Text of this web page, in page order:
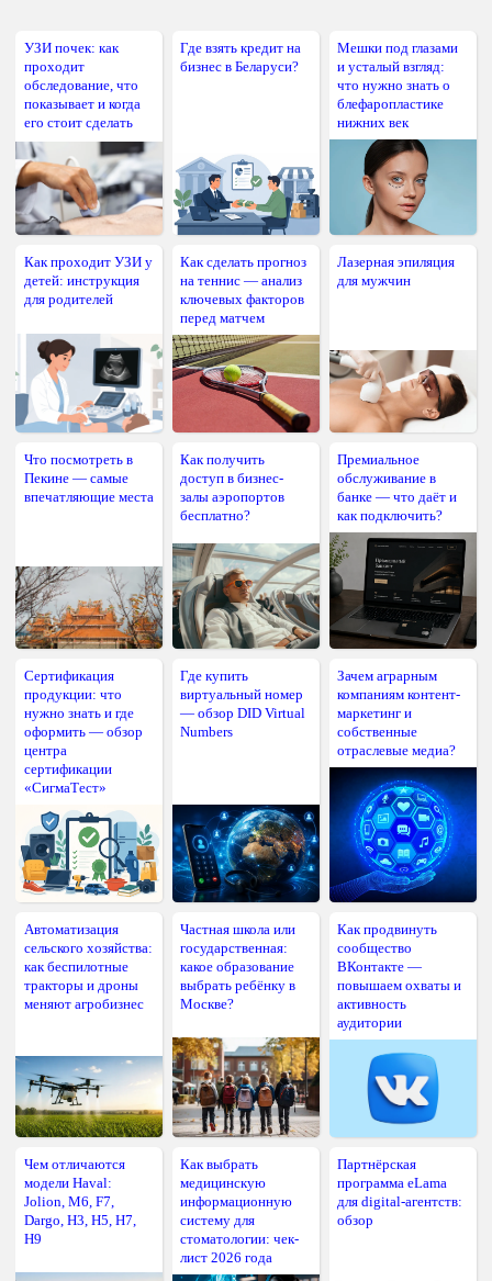
УЗИ почек: как
проходит
обследование, что
показывает и когда
его стоит сделать
Где взять кредит на
бизнес в Беларуси?
Мешки под глазами
и усталый взгляд:
что нужно знать о
блефаропластике
нижних век
Как проходит УЗИ у
детей: инструкция
для родителей
Как сделать прогноз
на теннис — анализ
ключевых факторов
перед матчем
Лазерная эпиляция
для мужчин
Что посмотреть в
Пекине — самые
впечатляющие места
Как получить
доступ в бизнес-
залы аэропортов
бесплатно?
Премиальное
обслуживание в
банке — что даёт и
как подключить?
Сертификация
продукции: что
нужно знать и где
оформить — обзор
центра
сертификации
«СигмаТест»
Где купить
виртуальный номер
— обзор DID Virtual
Numbers
Зачем аграрным
компаниям контент-
маркетинг и
собственные
отраслевые медиа?
Автоматизация
сельского хозяйства:
как беспилотные
тракторы и дроны
меняют агробизнес
Частная школа или
государственная:
какое образование
выбрать ребёнку в
Москве?
Как продвинуть
сообщество
ВКонтакте —
повышаем охваты и
активность
аудитории
Чем отличаются
модели Haval:
Jolion, M6, F7,
Dargo, H3, H5, H7,
H9
Как выбрать
медицинскую
информационную
систему для
стоматологии: чек-
лист 2026 года
Партнёрская
программа eLama
для digital-агентств:
обзор